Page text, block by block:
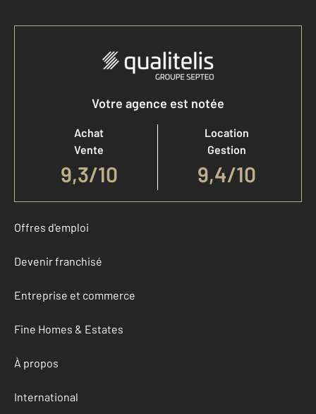
Votre agence est notée
Achat
Vente
9,3/10
Location
Gestion
9,4/10
Offres d'emploi
Devenir franchisé
Entreprise et commerce
Fine Homes & Estates
À propos
International